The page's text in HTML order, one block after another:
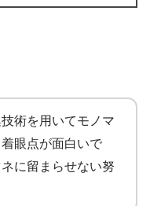
術を用いてモノマ
眼点が面白いで
に留まらせない努